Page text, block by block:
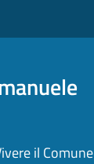
il Comune